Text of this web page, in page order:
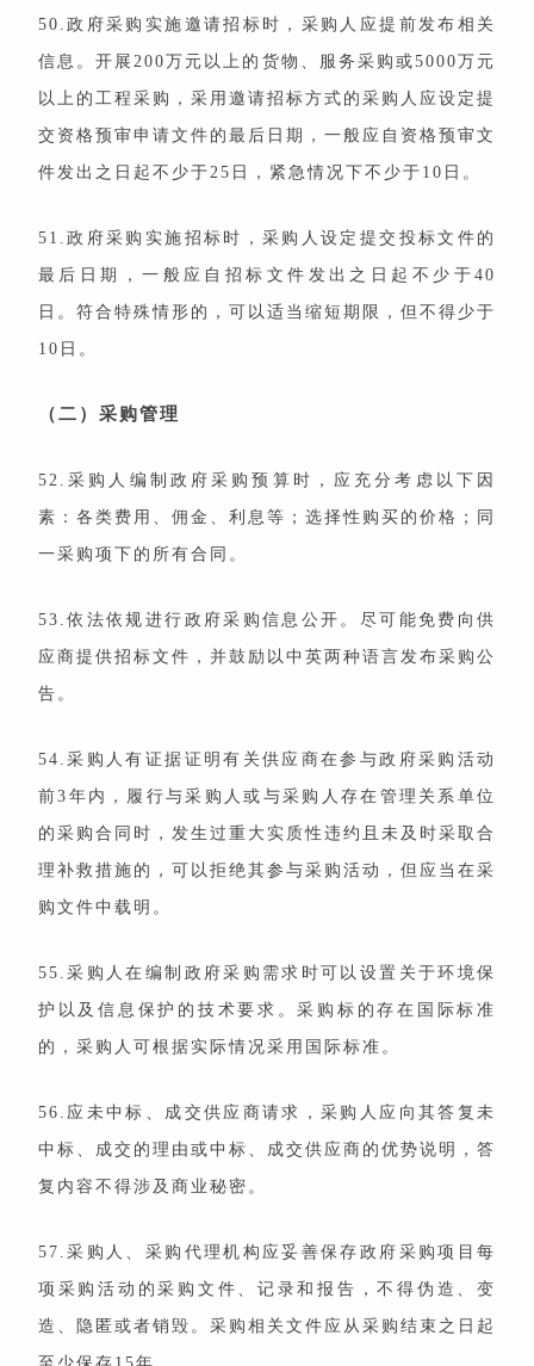
50.政府采购实施邀请招标时，采购人应提前发布相关
信息。开展200万元以上的货物、服务采购或5000万元
以上的工程采购，采用邀请招标方式的采购人应设定提
交资格预审申请文件的最后日期，一般应自资格预审文
件发出之日起不少于25日，紧急情况下不少于10日。
51.政府采购实施招标时，采购人设定提交投标文件的
最后日期，一般应自招标文件发出之日起不少于40
日。符合特殊情形的，可以适当缩短期限，但不得少于
10日。
（二）采购管理
52.采购人编制政府采购预算时，应充分考虑以下因
素：各类费用、佣金、利息等；选择性购买的价格；同
一采购项下的所有合同。
53.依法依规进行政府采购信息公开。尽可能免费向供
应商提供招标文件，并鼓励以中英两种语言发布采购公
告。
54.采购人有证据证明有关供应商在参与政府采购活动
前3年内，履行与采购人或与采购人存在管理关系单位
的采购合同时，发生过重大实质性违约且未及时采取合
理补救措施的，可以拒绝其参与采购活动，但应当在采
购文件中载明。
55.采购人在编制政府采购需求时可以设置关于环境保
护以及信息保护的技术要求。采购标的存在国际标准
的，采购人可根据实际情况采用国际标准。
56.应未中标、成交供应商请求，采购人应向其答复未
中标、成交的理由或中标、成交供应商的优势说明，答
复内容不得涉及商业秘密。
57.采购人、采购代理机构应妥善保存政府采购项目每
项采购活动的采购文件、记录和报告，不得伪造、变
造、隐匿或者销毁。采购相关文件应从采购结束之日起